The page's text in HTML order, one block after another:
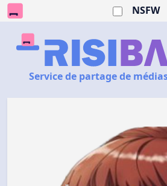
NSFW
Service de partage de